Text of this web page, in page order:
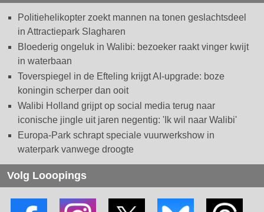
Politiehelikopter zoekt mannen na tonen geslachtsdeel
in Attractiepark Slagharen
Bloederig ongeluk in Walibi: bezoeker raakt vinger kwijt
in waterbaan
Toverspiegel in de Efteling krijgt AI-upgrade: boze
koningin scherper dan ooit
Walibi Holland grijpt op social media terug naar
iconische jingle uit jaren negentig: 'Ik wil naar Walibi'
Europa-Park schrapt speciale vuurwerkshow in
waterpark vanwege droogte
Volg Looopings